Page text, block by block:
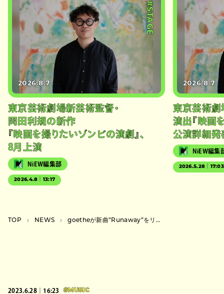
#STAGE
2026.8.7
東京芸術劇場新芸術監督・
岡田利規の新作
『映画を撮りたいゾンビの演劇』、
8月上演
NiEW編集部
2026.4.8｜13:17
2026.8.7
東京芸術劇
演出『映画
公演詳細発
NiEW編集
2026.5.28｜17:03
TOP NEWS goetheが新曲”Runaway”をリリース＆バンド初の東京、札幌ワンマン開催
2023.6.28｜16:23 #MUSIC